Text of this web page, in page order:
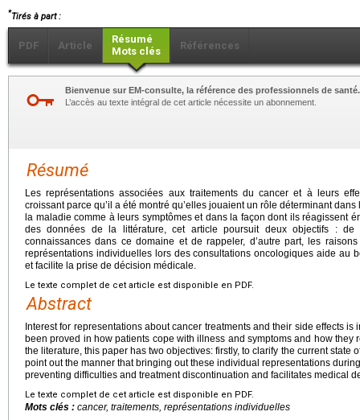
*Tirés à part :
PDF Article
Résumé
Mots clés
Références
Bienvenue sur EM-consulte, la référence des professionnels de santé.
L’accès au texte intégral de cet article nécessite un abonnement.
Résumé
Les représentations associées aux traitements du cancer et à leurs
croissant parce qu’il a été montré qu’elles jouaient un rôle déterminant
la maladie comme à leurs symptômes et dans la façon dont ils réagissent
des données de la littérature, cet article poursuit deux objectifs : de
connaissances dans ce domaine et de rappeler, d’autre part, les
représentations individuelles lors des consultations oncologiques aide au
et facilite la prise de décision médicale.
Le texte complet de cet article est disponible en PDF.
Abstract
Interest for representations about cancer treatments and their side effects
been proved in how patients cope with illness and symptoms and how they
the literature, this paper has two objectives: firstly, to clarify the current state
point out the manner that bringing out these individual representations
preventing difficulties and treatment discontinuation and facilitates medical
Le texte complet de cet article est disponible en PDF.
Mots clés : cancer, traitements, représentations individuelles